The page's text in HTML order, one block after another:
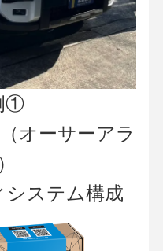
①
オーサーアラ
システム構成